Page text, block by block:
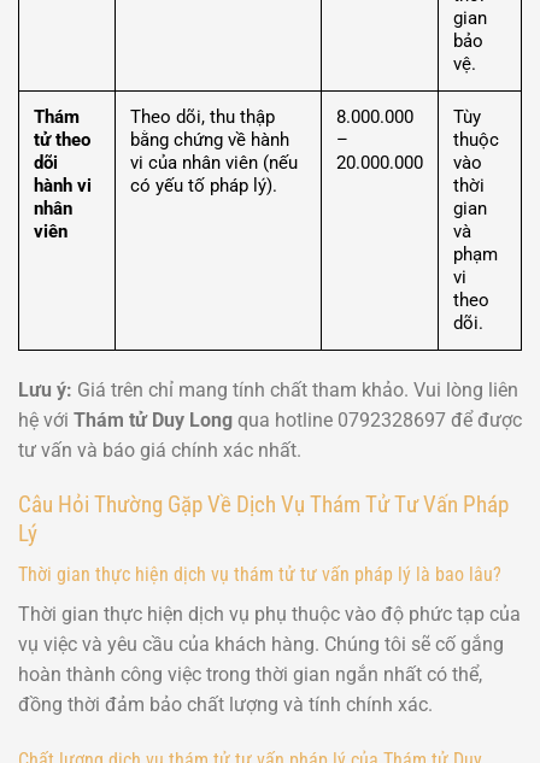
gian
bảo
vệ.
Thám
tử theo
dõi
hành vi
nhân
viên
Theo dõi, thu thập
bằng chứng về hành
vi của nhân viên (nếu
có yếu tố pháp lý).
8.000.000
–
20.000.000
Tùy
thuộc
vào
thời
gian
và
phạm
vi
theo
dõi.
Lưu ý: Giá trên chỉ mang tính chất tham khảo. Vui lòng liên
hệ với Thám tử Duy Long qua hotline 0792328697 để được
tư vấn và báo giá chính xác nhất.
Câu Hỏi Thường Gặp Về Dịch Vụ Thám Tử Tư Vấn Pháp
Lý
Thời gian thực hiện dịch vụ thám tử tư vấn pháp lý là bao lâu?
Thời gian thực hiện dịch vụ phụ thuộc vào độ phức tạp của
vụ việc và yêu cầu của khách hàng. Chúng tôi sẽ cố gắng
hoàn thành công việc trong thời gian ngắn nhất có thể,
đồng thời đảm bảo chất lượng và tính chính xác.